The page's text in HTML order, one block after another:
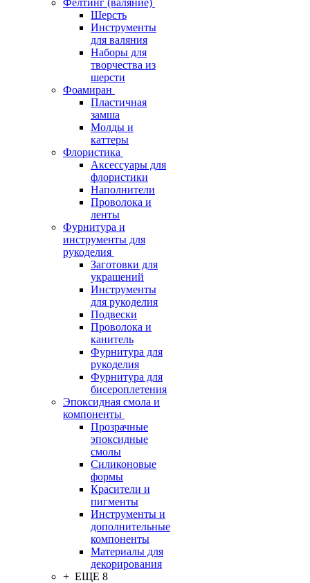
Фелтинг (валяние)
Шерсть
Инструменты
для валяния
Наборы для
творчества из
шерсти
Фоамиран
Пластичная
замша
Молды и
каттеры
Флористика
Аксессуары для
флористики
Наполнители
Проволока и
ленты
Фурнитура и
инструменты для
рукоделия
Заготовки для
украшений
Инструменты
для рукоделия
Подвески
Проволока и
канитель
Фурнитура для
рукоделия
Фурнитура для
бисероплетения
Эпоксидная смола и
компоненты
Прозрачные
эпоксидные
смолы
Силиконовые
формы
Красители и
пигменты
Инструменты и
дополнительные
компоненты
Материалы для
декорирования
+ ЕЩЕ 8